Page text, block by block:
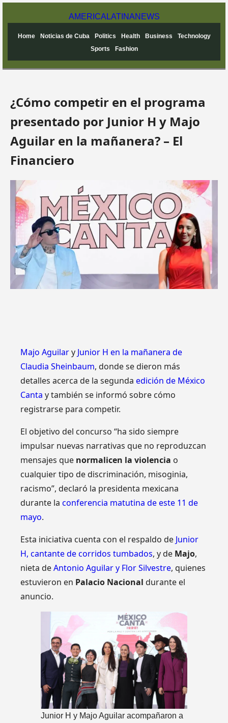
AMERICA LATINANEWS
Home Noticias de Cuba Politics Health Business
Technology
Sports
Fashion
¿Cómo competir en el programa
presentado por Junior H y Majo
Aguilar en la mañanera? – El
Financiero
Majo Aguilary Junior H en la mañanera de
Claudia Sheinbaum, donde se dieron más
detalles acerca de la segundaedición de México
Canta y también se informó sobre cómo
registrarse para competir.
El objetivo del concurso “ha sido siempre
impulsar nuevas narrativas que no reproduzcan
mensajes que normalicen la violencia o
cualquier tipo de discriminación, misoginia,
racismo”, declaró la presidenta mexicana
durante laconferencia matutina de este 11 de
mayo.
Esta iniciativa cuenta con el respaldo de Junior
H, cantante de corridos tumbados, y de Majo,
nieta deAntonio Aguilar y Flor Silvestre, quienes
estuvieron en Palacio Nacional durante el
anuncio.
Junior H y Majo Aguilar acompañaron a